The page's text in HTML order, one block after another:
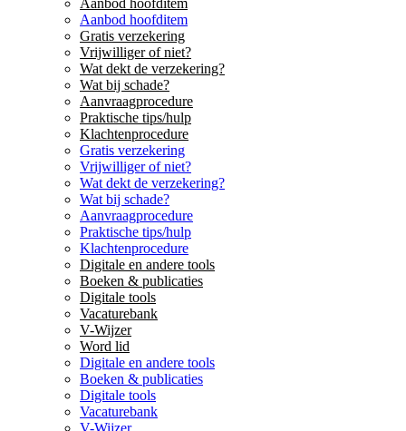
Aanbod hoofditem
Aanbod hoofditem
Gratis verzekering
Vrijwilliger of niet?
Wat dekt de verzekering?
Wat bij schade?
Aanvraagprocedure
Praktische tips/hulp
Klachtenprocedure
Gratis verzekering
Vrijwilliger of niet?
Wat dekt de verzekering?
Wat bij schade?
Aanvraagprocedure
Praktische tips/hulp
Klachtenprocedure
Digitale en andere tools
Boeken & publicaties
Digitale tools
Vacaturebank
V-Wijzer
Word lid
Digitale en andere tools
Boeken & publicaties
Digitale tools
Vacaturebank
V-Wijzer